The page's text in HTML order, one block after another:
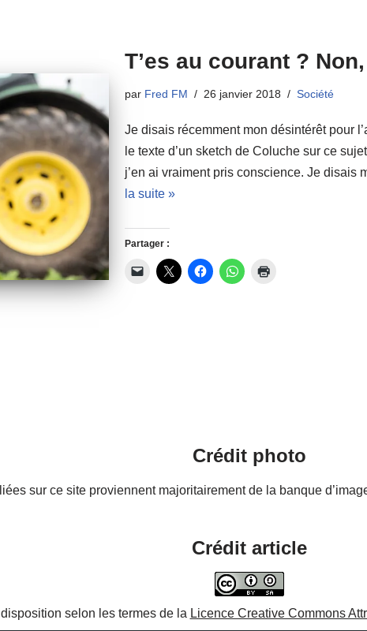
T’es au courant ?
par Fred FM 26 janvier 2018 Société
Je disais récemment mon désintérêt pour
le texte d’un sketch de Coluche sur ce
j’en ai vraiment pris conscience. Je disais
la suite »
Partager :
Crédit photo
sur ce site proviennent majoritairement de la banque
Crédit article
selon les termes de la Licence Creative Commons